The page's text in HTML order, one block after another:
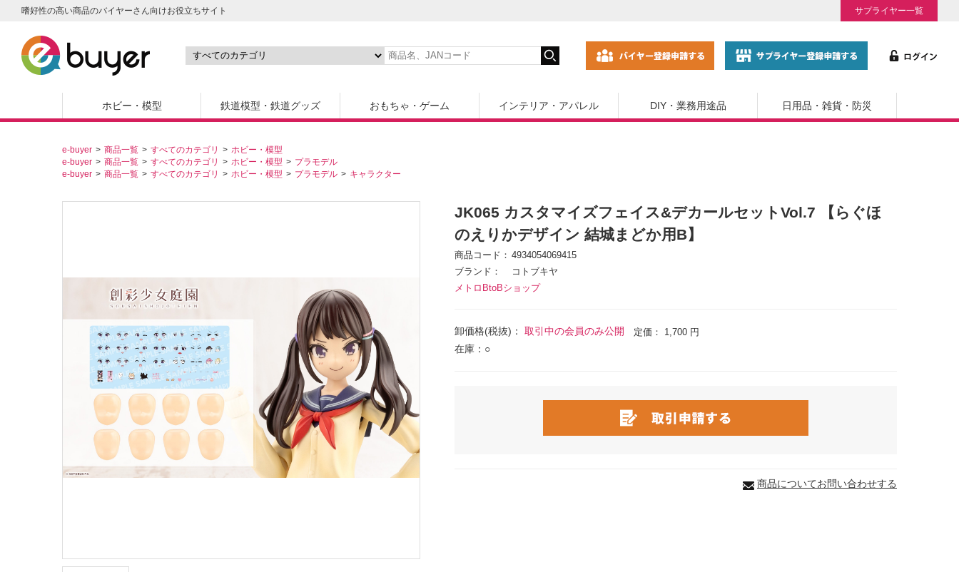
嗜好性の高い商品のバイヤーさん向けお役立ちサイト サプライヤー一覧
ホビー・模型 鉄道模型・鉄道グッズ おもちゃ・ゲーム インテリア・アパレル DIY・業務用途品 日用品・雑貨・防災
e-buyer 商品一覧 すべてのカテゴリ
ホビー・模型
e-buyer
商品一覧 すべてのカテゴリ ホビー・模型
プラモデル
e-buyer
商品一覧 すべてのカテゴリ ホビー・模型 プラモデル キャラクター
JK065 カスタマイズフェイス&デカールセットVol.7 【らぐほ
のえりかデザイン 結城まどか用B】
商品コード
4934054069415
ブランド
コトブキヤ
メトロBtoBショップ
卸価格(税抜)： 取引中の会員のみ公開 定価： 1,700 円
在庫：○
商品についてお問い合わせする